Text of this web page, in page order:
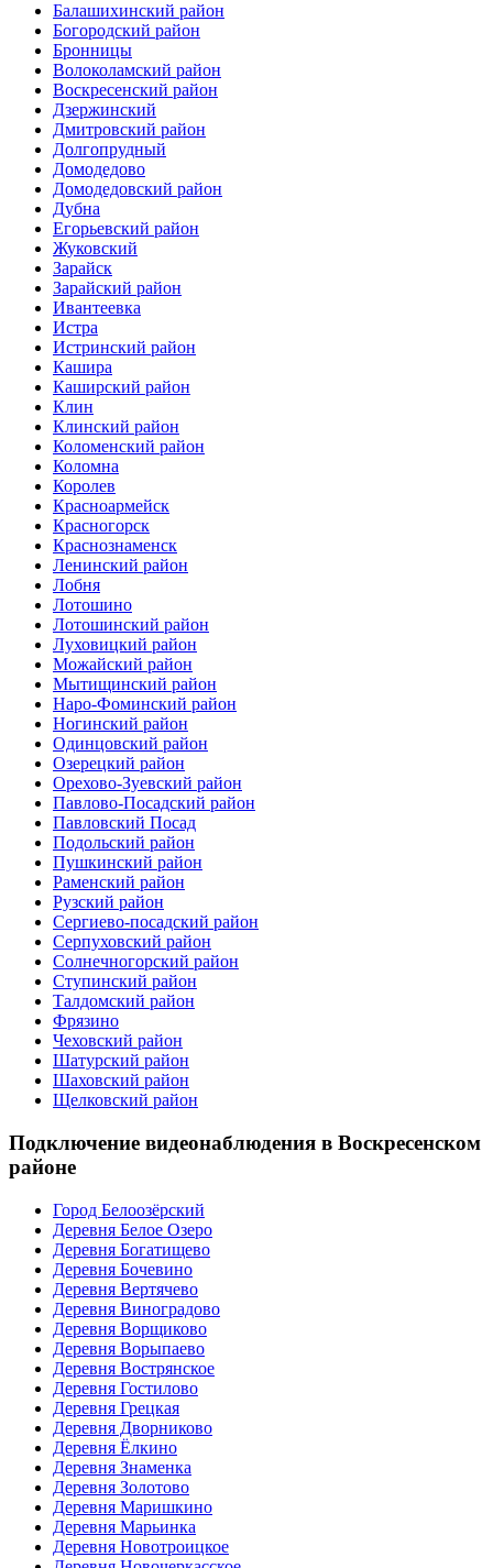
Балашихинский район
Богородский район
Бронницы
Волоколамский район
Воскресенский район
Дзержинский
Дмитровский район
Долгопрудный
Домодедово
Домодедовский район
Дубна
Егорьевский район
Жуковский
Зарайск
Зарайский район
Ивантеевка
Истра
Истринский район
Кашира
Каширский район
Клин
Клинский район
Коломенский район
Коломна
Королев
Красноармейск
Красногорск
Краснознаменск
Ленинский район
Лобня
Лотошино
Лотошинский район
Луховицкий район
Можайский район
Мытищинский район
Наро-Фоминский район
Ногинский район
Одинцовский район
Озерецкий район
Орехово-Зуевский район
Павлово-Посадский район
Павловский Посад
Подольский район
Пушкинский район
Раменский район
Рузский район
Сергиево-посадский район
Серпуховский район
Солнечногорский район
Ступинский район
Талдомский район
Фрязино
Чеховский район
Шатурский район
Шаховский район
Щелковский район
Подключение видеонаблюдения в Воскресенском
районе
Город Белоозёрский
Деревня Белое Озеро
Деревня Богатищево
Деревня Бочевино
Деревня Вертячево
Деревня Виноградово
Деревня Ворщиково
Деревня Ворыпаево
Деревня Вострянское
Деревня Гостилово
Деревня Грецкая
Деревня Дворниково
Деревня Ёлкино
Деревня Знаменка
Деревня Золотово
Деревня Маришкино
Деревня Марьинка
Деревня Новотроицкое